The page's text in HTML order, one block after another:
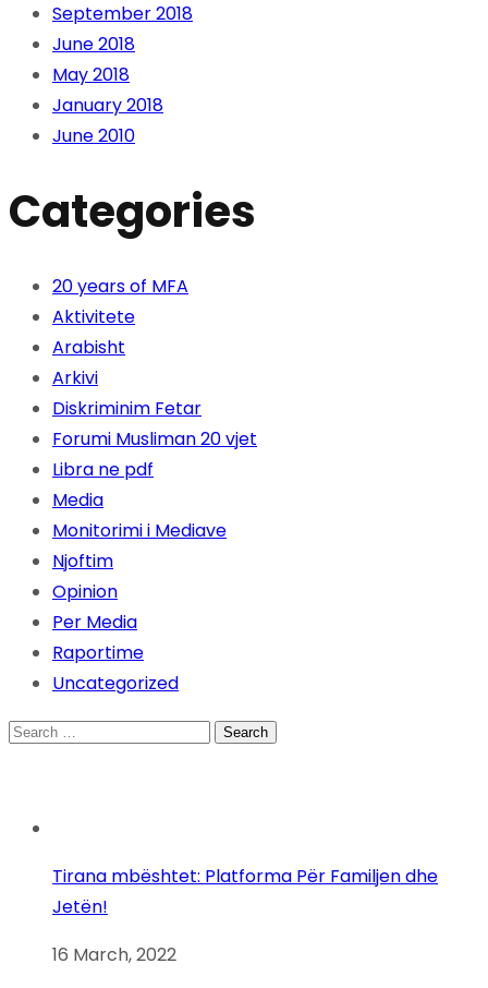
September 2018
June 2018
May 2018
January 2018
June 2010
Categories
20 years of MFA
Aktivitete
Arabisht
Arkivi
Diskriminim Fetar
Forumi Musliman 20 vjet
Libra ne pdf
Media
Monitorimi i Mediave
Njoftim
Opinion
Per Media
Raportime
Uncategorized
Search
Tirana mbështet: Platforma Për Familjen dhe
Jetën!
16 March, 2022